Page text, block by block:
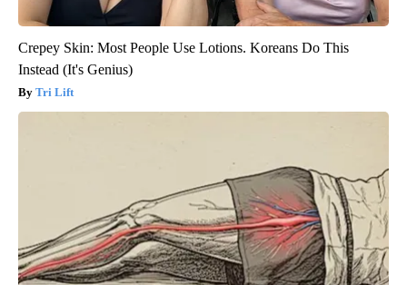
Crepey Skin: Most People Use Lotions. Koreans Do This
Instead (It's Genius)
Tri Lift